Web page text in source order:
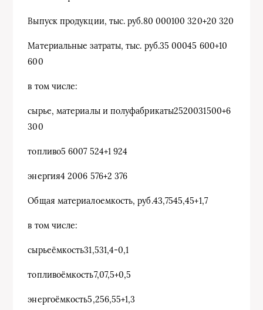
Выпуск продукции, тыс. руб.80 000100 320+20 320
Материальные затраты, тыс. руб.35 00045 600+10
600
в том числе:
сырье, материалы и полуфабрикаты2520031500+6
300
топливо5 6007 524+1 924
энергия4 2006 576+2 376
Общая материалоемкость, руб.43,7545,45+1,7
в том числе:
сырьеёмкость31,531,4-0,1
топливоёмкость7,07,5+0,5
энергоёмкость5,256,55+1,3